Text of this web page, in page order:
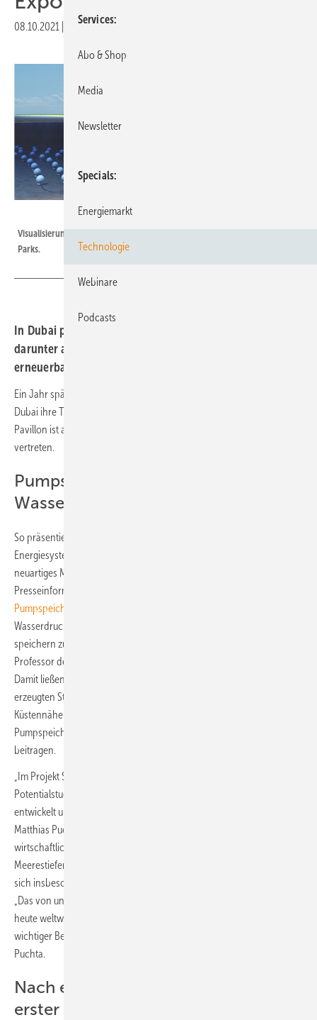
08.10.2021 Druckvorschau
Visualisierung der künftigen Anwendung von Offshore-Pumpspeicher-
Parks.
In Dubai präsentiert der deutsche Pavillon 36 Projekte,
darunter auch zum Thema Energiewende und
erneuerbare Wärmeversorgung.
Ein Jahr später als geplant hat Ende September die Expo 2020 in
Dubai ihre Tore geöffnet - und unter den 36 Projekten im deutschen
Pavillon ist auch das Thema Nachhaltigkeit und
vertreten.
Pumpspeichertechnologie nutzt
Wasserdruck
So präsentiert das Fraunhofer-Instituts für Energiewirtschaft und
Energiesystemtechnik IEE mit StEnSea - Stored Energy in the Sea ein
neuartiges Meeres-Pump-Speicher-System, wie das Institut in einer
Presseinformation schreibt. „Auf dem Meeresboden installierte
Pumpspeicherkraftwerke
Wasserdruck nutzen, um mit Hilfe von Hohlkörpern Stromenergie
speichern zu können“, erläutert Horst Schmidt-Böcking, emeritierter
Professor der Universität in Frankfurt und Mitentwickler der Idee.
Damit ließen sich enorme Mengen durch Offshore-Windkraft
erzeugten Stroms bereits vor Ort im Meer zwischenspeichern. In
Küstennähe mit großen Meerestiefen könnten Offshore-
Pumpspeicherkraftwerke auch zum Stromnetzausgleich an Land
beitragen.
„Im Projekt StEnSea haben wir nach Machbarbarkeits- und
Potentialstudien ein Funktionsmodell im Modellmaßstab 1:10
entwickelt und 2016 erfolgreich im Bodensee getestet“, erläutert Dr.
Matthias Puchta, Projektleiter am Fraunhofer IEE in Kassel. Die
wirtschaftliche Anwendung für solche Speichersysteme liege in
Meerestiefen von 600 bis 800 Metern. Mögliche Standorte fänden
sich insbesondere vor den Küsten Europas, Japans und den USA.
„Das von uns ermittelte Potential liegt bei rund dem 1.000-fachen der
heute weltweit installierten Pumpspeicherleistung - das ist ein
wichtiger Beitrag zur internationalen Energiewende“, unterstreicht
Puchta.
Nach erfolgreichen Test soll ein
erster Speicher in Norwegen
Services
Abo & Shop
Media
Newsletter
Specials
Energiemarkt
Technologie
Webinare
Podcasts